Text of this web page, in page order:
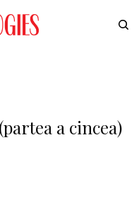
a cincea)